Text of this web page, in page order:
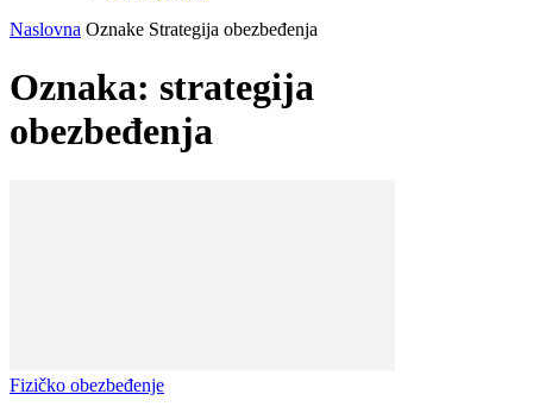
Naslovna Oznake Strategija obezbeđenja
Oznaka: strategija
obezbeđenja
Fizičko obezbeđenje